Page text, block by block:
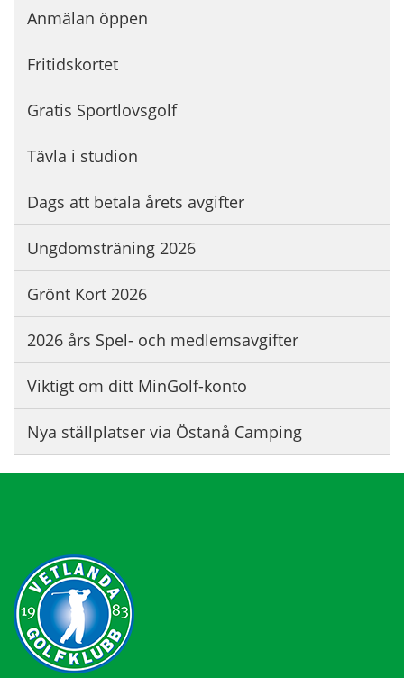
Anmälan öppen
Fritidskortet
Gratis Sportlovsgolf
Tävla i studion
Dags att betala årets avgifter
Ungdomsträning 2026
Grönt Kort 2026
2026 års Spel- och medlemsavgifter
Viktigt om ditt MinGolf-konto
Nya ställplatser via Östanå Camping